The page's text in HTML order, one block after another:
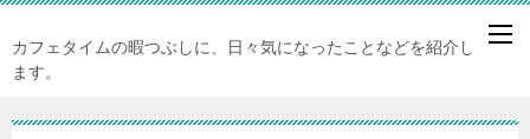
カフェタイムの暇つぶしに、日々気になったことなどを紹介してい
ます。